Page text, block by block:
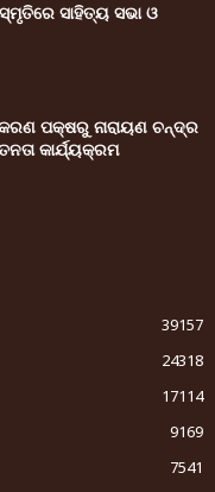
ସାହିତ୍ୟ ସଭା ଓ
ପକ୍ଷରୁ ନାରାୟଣ ଚନ୍ଦ୍ର
କାର୍ଯ୍ୟକ୍ରମ
39157
24318
17114
9169
7541